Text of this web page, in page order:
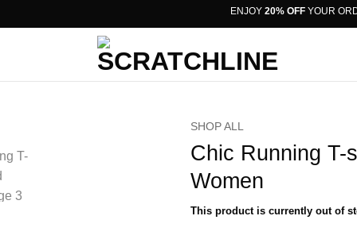
ENJOY20% OFF YOUR ORDER
SHOP ALL
Chic Running T-
Women
This product is currently out of